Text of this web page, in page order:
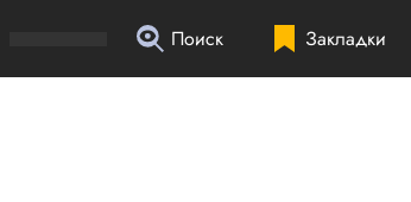
Закладки
Поиск